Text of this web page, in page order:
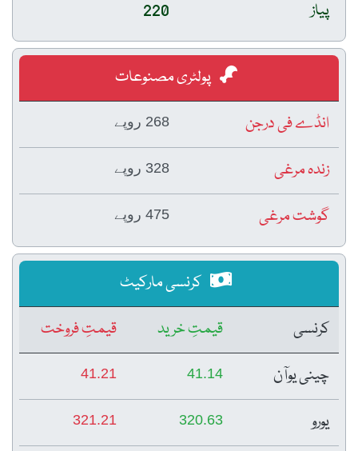
پیاز
220
پولٹری مصنوعات
انڈے فی درجن
268 روپے
زندہ مرغی 328 روپے
گوشت مرغی 475 روپے
کرنسی مارکیٹ
کرنسی
قیمتِ خرید
قیمتِ فروخت
چینی یوآن
41.14
41.21
یورو 320.63
321.21